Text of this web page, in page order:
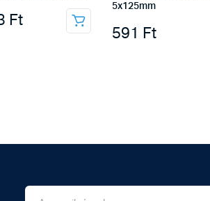
Ft
5x125mm
591 Ft